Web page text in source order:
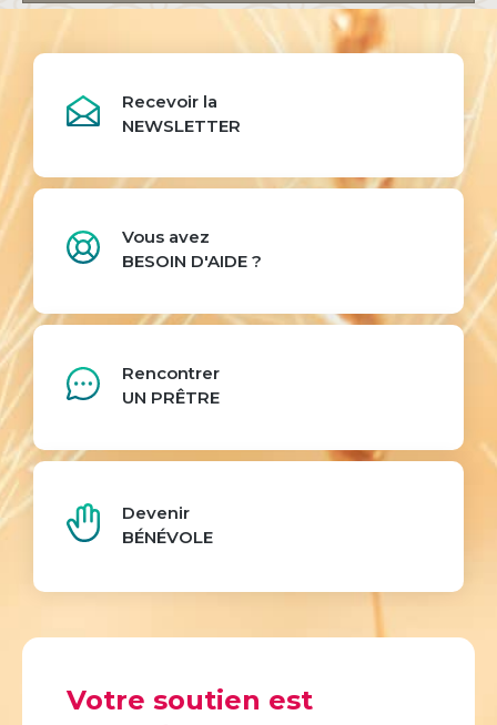
Recevoir la
NEWSLETTER
Vous avez
BESOIN D'AIDE ?
Rencontrer
UN PRÊTRE
Devenir
BÉNÉVOLE
Votre soutien est